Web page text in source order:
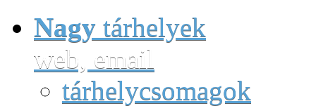
Nagy tárhelyek
web, email
tárhelycsomagok